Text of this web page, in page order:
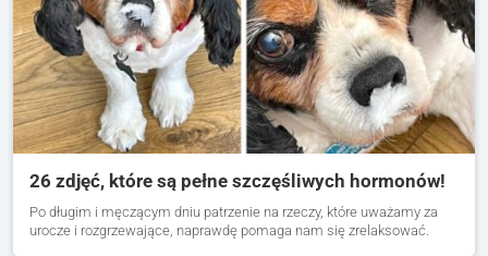
26 zdjęć, które są pełne szczęśliwych hormonów!
Po długim i męczącym dniu patrzenie na rzeczy, które uważamy za
urocze i rozgrzewające, naprawdę pomaga nam się zrelaksować.